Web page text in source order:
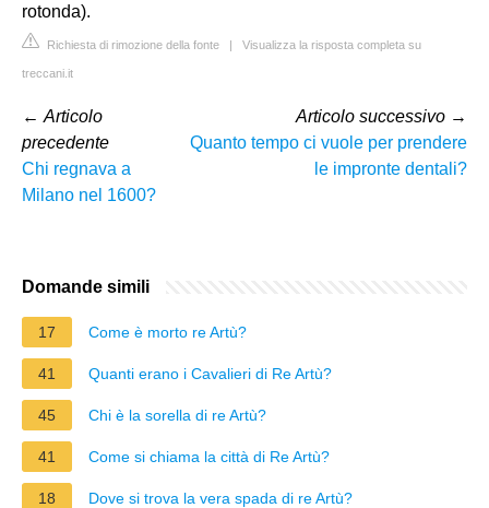
rotonda).
Richiesta di rimozione della fonte | Visualizza la risposta completa su
treccani.it
← Articolo
precedente
Chi regnava a
Milano nel 1600?
Articolo successivo →
Quanto tempo ci vuole per prendere
le impronte dentali?
Domande simili
17 Come è morto re Artù?
41 Quanti erano i Cavalieri di Re Artù?
45 Chi è la sorella di re Artù?
41 Come si chiama la città di Re Artù?
18 Dove si trova la vera spada di re Artù?